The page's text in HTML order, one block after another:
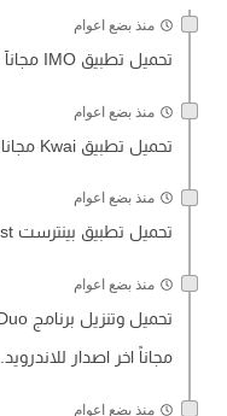
منذ بضع اعوام
تحميل تطبيق IMO مجانآ اخر اصدار للاندرويد.
منذ بضع اعوام
تحميل تطبيق Kwai مجانا آخر إصدار للاندرويد
منذ بضع اعوام
تحميل تطبيق بينترست Pinterest مجاناً اخر اصدار للاندرويد
منذ بضع اعوام
مجاناً اخر اصدار للاندرويد.
منذ بضع اعوام